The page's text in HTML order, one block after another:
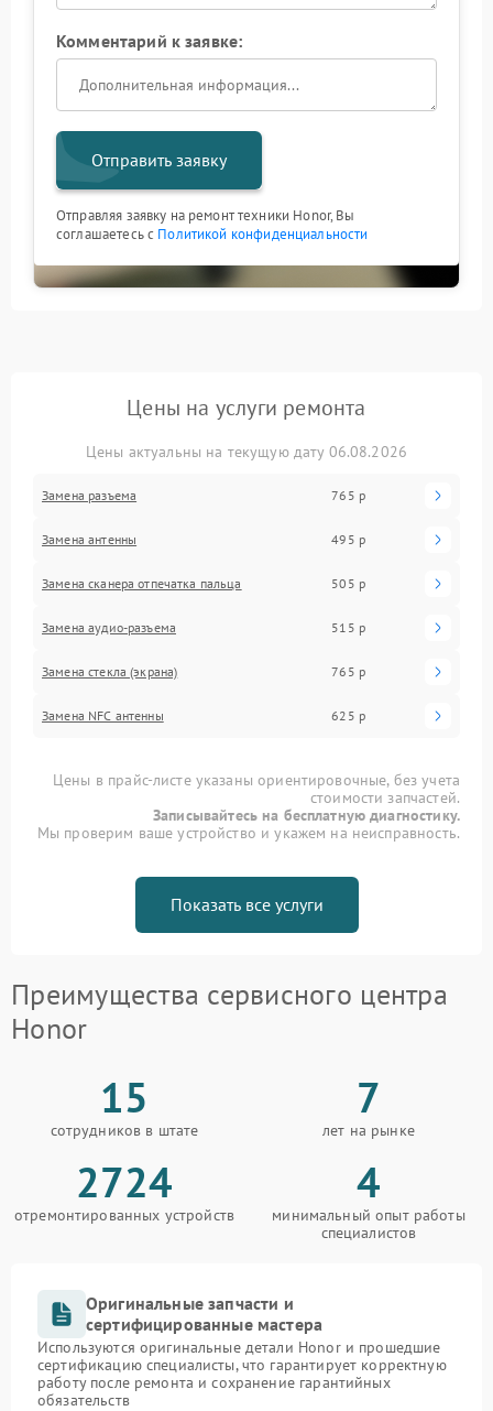
Комментарий к заявке:
Отправить заявку
Отправляя заявку на ремонт техники Honor, Вы
соглашаетесь с Политикой конфиденциальности
Цены на услуги ремонта
Цены актуальны на текущую дату 06.08.2026
Замена разъема 765 р
Замена антенны 495 р
Замена сканера отпечатка пальца 505 р
Замена аудио-разъема 515 р
Замена стекла (экрана) 765 р
Замена NFC антенны 625 р
Цены в прайс-листе указаны ориентировочные, без учета
стоимости запчастей.
Записывайтесь на бесплатную диагностику.
Мы проверим ваше устройство и укажем на неисправность.
Показать все услуги
Преимущества сервисного центра
Honor
15
сотрудников в штате
7
лет на рынке
2724
отремонтированных устройств
4
минимальный опыт работы
специалистов
Оригинальные запчасти и
сертифицированные мастера
Используются оригинальные детали Honor и прошедшие
сертификацию специалисты, что гарантирует корректную
работу после ремонта и сохранение гарантийных
обязательств